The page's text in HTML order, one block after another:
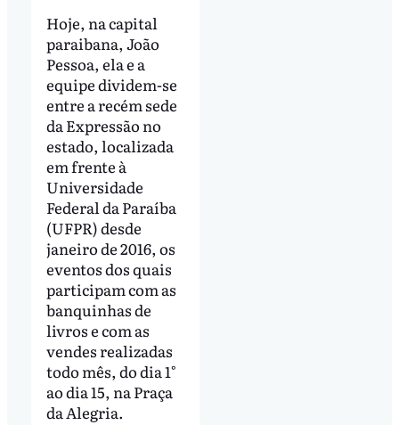
Hoje, na capital
paraibana, João
Pessoa, ela e a
equipe dividem-se
entre a recém sede
da Expressão no
estado, localizada
em frente à
Universidade
Federal da Paraíba
(UFPR) desde
janeiro de 2016, os
eventos dos quais
participam com as
banquinhas de
livros e com as
vendes realizadas
todo mês, do dia 1°
ao dia 15, na Praça
da Alegria.